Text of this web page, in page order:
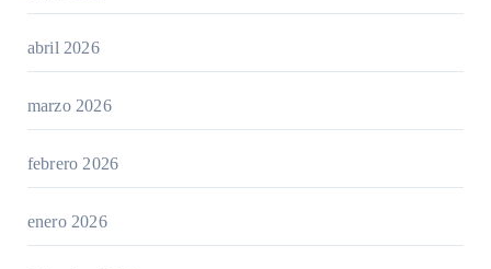
abril 2026
marzo 2026
febrero 2026
enero 2026